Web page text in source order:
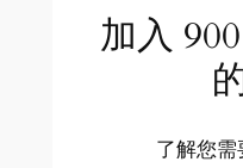
加入
了解您需